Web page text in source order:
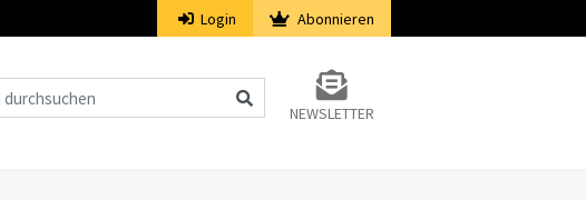
Login Abonnieren
NEWSLETTER